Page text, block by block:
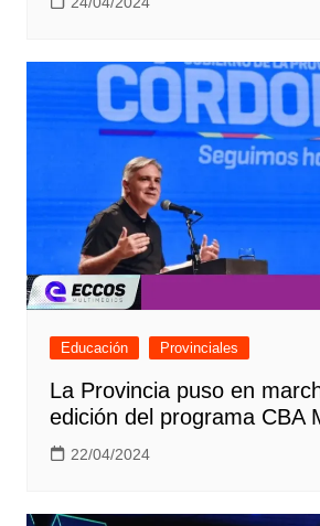
Educación Provinciales
La Provincia puso en
edición del programa CBA
22/04/2024